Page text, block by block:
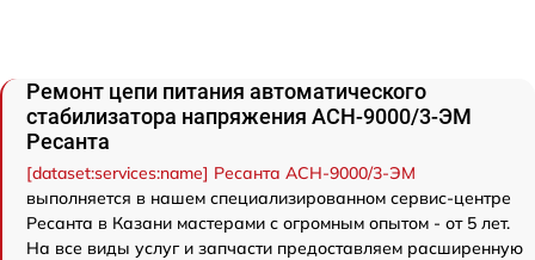
Ремонт цепи питания автоматического
стабилизатора напряжения АСН-9000/3-ЭМ
Ресанта
[dataset:services:name] Ресанта АСН-9000/3-ЭМ
выполняется в нашем специализированном сервис-центре
Ресанта в Казани мастерами с огромным опытом - от 5 лет.
На все виды услуг и запчасти предоставляем расширенную